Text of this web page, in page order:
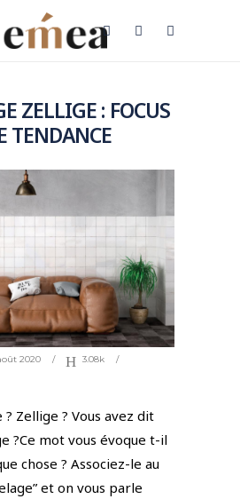
ZELLIGE : FOCUS
TENDANCE
2020 3.08k
? Zellige ? Vous avez dit
?Ce mot vous évoque t-il
chose ? Associez-le au
et on vous parle